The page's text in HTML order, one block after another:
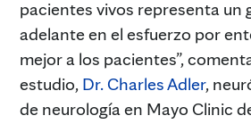
pacientes vivos representa un
adelante en el esfuerzo por
mejor a los pacientes”,
estudio, Dr. Charles Adler,
de neurología en Mayo Clinic